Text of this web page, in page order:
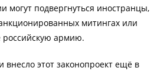
могут подвергнуться иностранцы,
митингах или
российскую армию.
внесло этот законопроект ещё в